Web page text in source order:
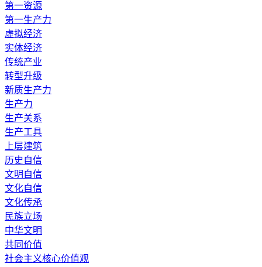
第一资源
第一生产力
虚拟经济
实体经济
传统产业
转型升级
新质生产力
生产力
生产关系
生产工具
上层建筑
历史自信
文明自信
文化自信
文化传承
民族立场
中华文明
共同价值
社会主义核心价值观